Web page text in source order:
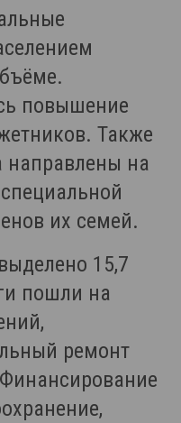
повышение
Также
направлены на
их семей.
15,7
пошли на
ремонт